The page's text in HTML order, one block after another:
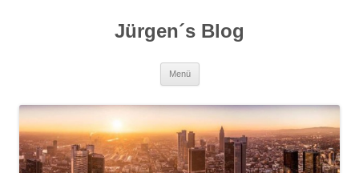
Jürgen´s Blog
Menü